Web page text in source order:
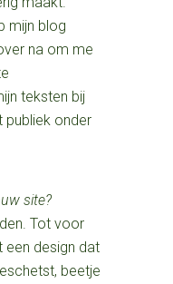
mijn blog
na om me
teksten bij
publiek onder
site?
Tot voor
een design dat
beetje